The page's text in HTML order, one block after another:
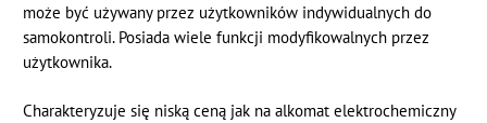
może być używany przez użytkowników indywidualnych do
samokontroli. Posiada wiele funkcji modyfikowalnych przez
użytkownika.
Charakteryzuje się niską ceną jak na alkomat elektrochemiczny